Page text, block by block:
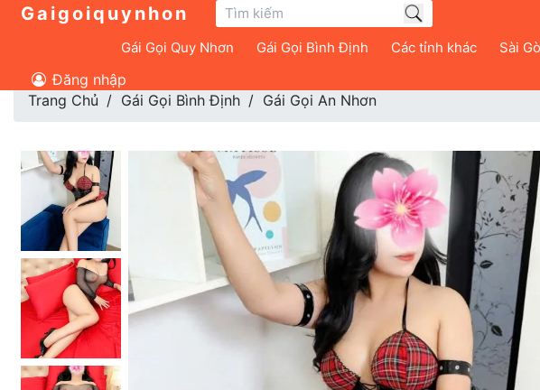
Gaigoiquynhon
Gái Gọi Quy Nhơn Gái Gọi Bình Định Các tỉnh khác Sài
Đăng nhập
Trang Chủ
Gái Gọi Bình Định Gái Gọi An Nhơn